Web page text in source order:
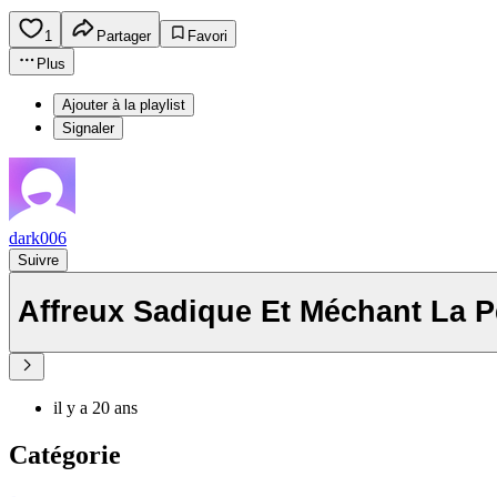
1 Partager
Favori
Plus
Ajouter à la playlist
Signaler
dark006
Suivre
Affreux Sadique Et Méchant La
il y a 20 ans
Catégorie